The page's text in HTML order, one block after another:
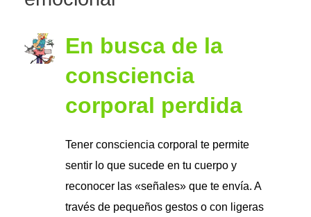
En busca de la
consciencia
corporal perdida
Tener consciencia corporal te permite
sentir lo que sucede en tu cuerpo y
reconocer las «señales» que te envía. A
través de pequeños gestos o con ligeras